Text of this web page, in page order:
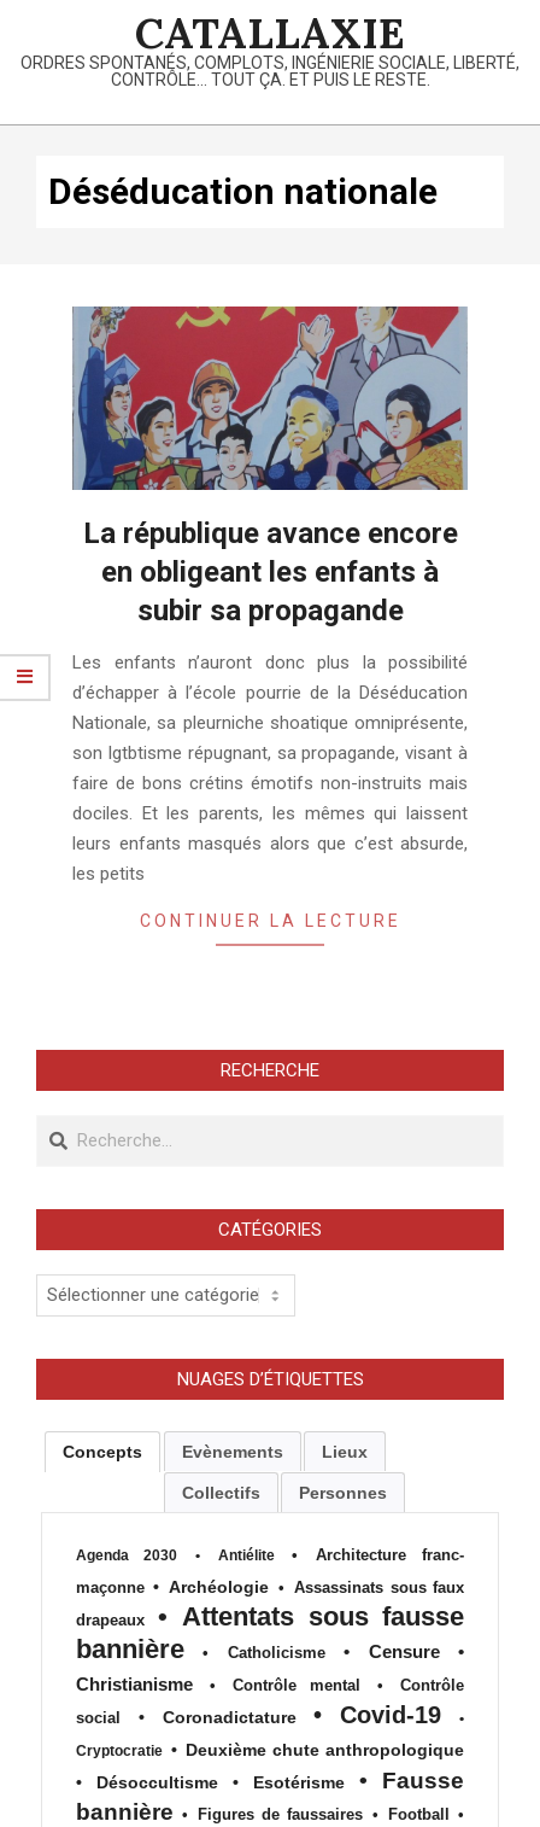
content
CATALLAXIE
ORDRES SPONTANÉS, COMPLOTS, INGÉNIERIE SOCIALE, LIBERTÉ,
CONTRÔLE… TOUT ÇA. ET PUIS LE RESTE.
Primary
Déséducation nationale
La république avance encore
en obligeant les enfants à
subir sa propagande
10-
11
Les enfants n’auront donc plus la possibilité
d’échapper à l’école pourrie de la Déséducation
Nationale, sa pleurniche shoatique omniprésente,
son lgtbtisme répugnant, sa propagande, visant à
faire de bons crétins émotifs non-instruits mais
dociles. Et les parents, les mêmes qui laissent
leurs enfants masqués alors que c’est absurde,
les petits
CONTINUER LA LECTURE
RECHERCHE
CATÉGORIES
Catégories
NUAGES D’ÉTIQUETTES
Concepts Evènements Lieux
Collectifs Personnes
Agenda 2030 • Antiélite •
Architecture franc-
maçonne • Archéologie • Assassinats sous faux
drapeaux
• Attentats sous fausse
bannière
• Catholicisme • Censure
•
Christianisme
• Contrôle mental •
Contrôle
social
• Coronadictature • Covid-19
•
Cryptocratie • Deuxième chute anthropologique
•
Désoccultisme • Esotérisme •
Fausse
bannière • Figures de faussaires • Football
•